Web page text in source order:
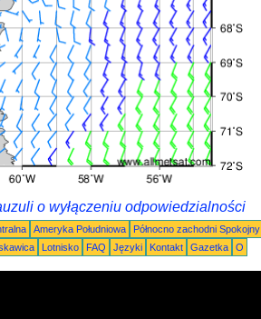
o wyłączeniu odpowiedzialności
Ameryka Południowa Północno zachodni Spokojny
Lotnisko FAQ Języki Kontakt Gazetka O